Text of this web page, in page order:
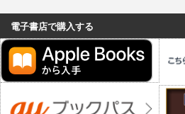
電子書店で購入する